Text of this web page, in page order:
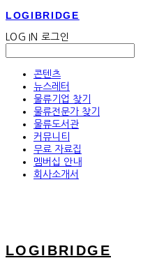
LOGIBRIDGE
LOG IN 로그인
콘텐츠
뉴스레터
물류기업 찾기
물류전문가 찾기
물류도서관
커뮤니티
무료 자료집
멤버십 안내
회사소개서
LOGIBRIDGE